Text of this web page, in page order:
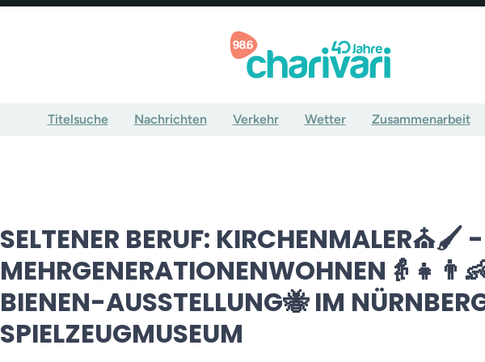
Titelsuche Nachrichten Verkehr Wetter Zusammenarbeit
SELTENER BERUF: KIRCHENMALER⛪🖌️ -
BIENEN-AUSSTELLUNG🐝 IM
SPIELZEUGMUSEUM